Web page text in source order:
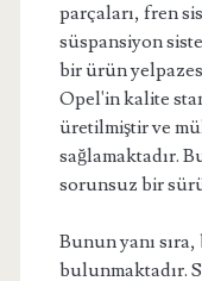
parçaları, fren
süspansiyon
bir ürün
Opel'in kalite
üretilmiştir ve
sağlamaktadır.
sorunsuz bir
Bunun yanı
bulunmaktadır.